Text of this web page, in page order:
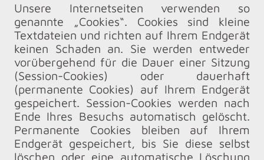
Unsere Internetseiten verwenden so
genannte „Cookies“. Cookies sind kleine
Textdateien und richten auf Ihrem Endgerät
keinen Schaden an. Sie werden entweder
vorübergehend für die Dauer einer Sitzung
(Session-Cookies) oder dauerhaft
(permanente Cookies) auf Ihrem Endgerät
gespeichert. Session-Cookies werden nach
Ende Ihres Besuchs automatisch gelöscht.
Permanente Cookies bleiben auf Ihrem
Endgerät gespeichert, bis Sie diese selbst
löschen oder eine automatische Löschung